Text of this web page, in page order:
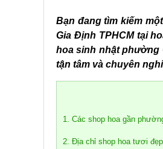
Bạn đang tìm kiếm
Gia Định TPHCM tại
hoa sinh nhật phường
tận tâm và chuyên
1. Các shop hoa gần
2. Địa chỉ shop hoa tươi